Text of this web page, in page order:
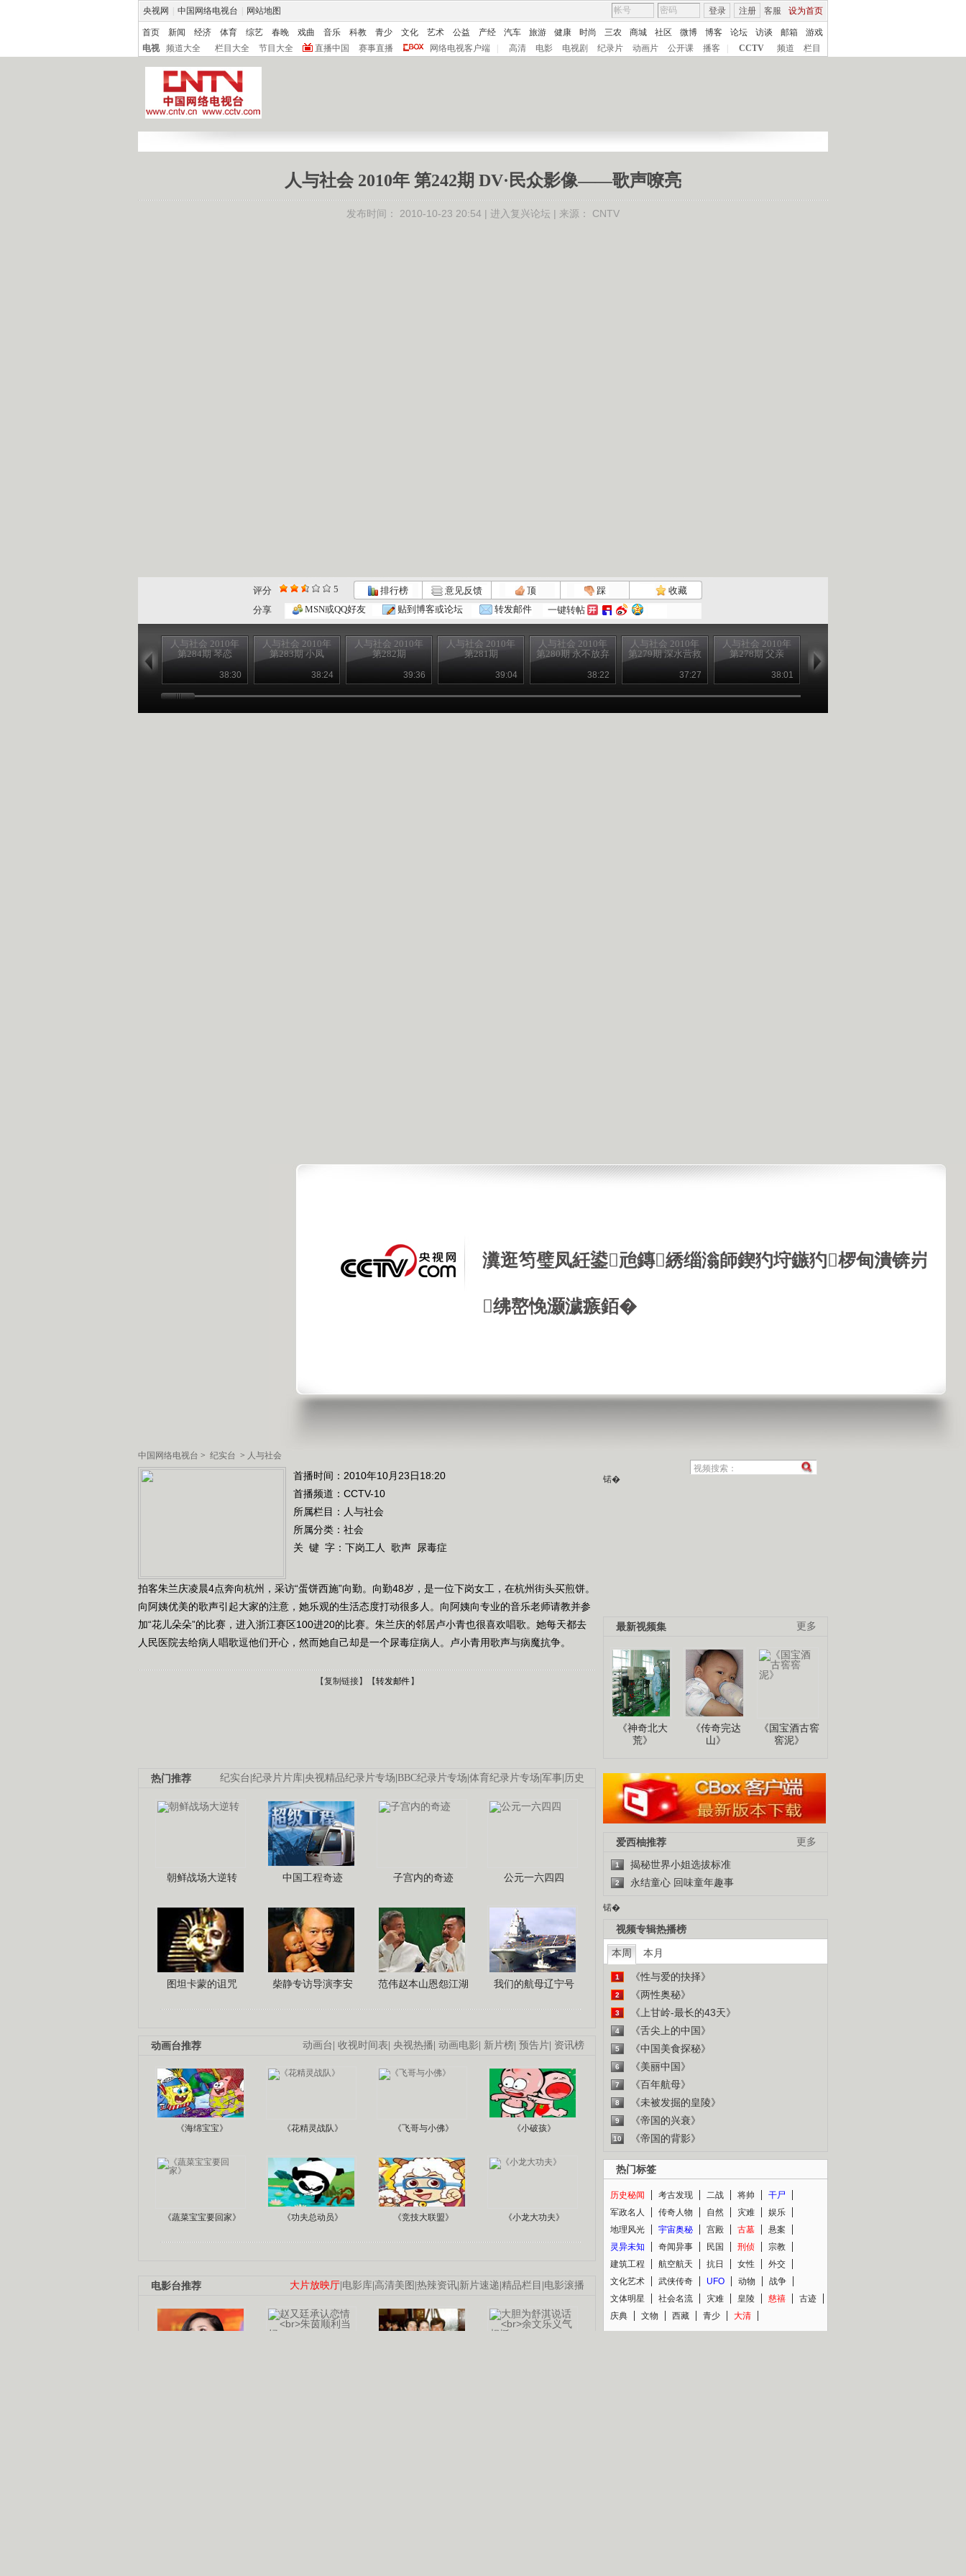
央视网 中国网络电视台 网站地图 客服 设为首页
登录 注册
首页 新闻 经济 体育 综艺 春晚 戏曲 音乐 科教 青少 文化 艺术 公益 产经 汽车 旅游 健康 时尚 三农 商城 社区 微博 博客 论坛 访谈 邮箱
游戏
电视
频道大全 栏目大全 节目大全 直播中国 赛事直播 网络电视客户端 高清 电影 电视剧 纪录片 动画片 公开课 播客 CCTV 频道 栏目
瀵逛笉璧凤紝鍙兘鏄綉缁滃師鍥犳垨鏃犳椤甸潰锛岃
绋嶅悗灏濊瘯銆�
中国网络电视台 > 纪实台 > 人与社会
人与社会 2010年 第242期 DV·民众影像——歌声嘹亮
发布时间： 2010-10-23 20:54 | 进入复兴论坛 | 来源： CNTV
评分 5 排行榜 意见反馈 顶 踩
收藏
分享
MSN或QQ好友 贴到博客或论坛 转发邮件 一键转帖
人与社会 2010年
第284期 琴恋
38:30
人与社会 2010年
第283期 小凤
38:24
人与社会 2010年
第282期
39:36
人与社会 2010年
第281期
39:04
人与社会 2010年
第280期 永不放弃
38:22
人与社会 2010年
第279期 深水营救
37:27
人与社会 2010年
第278期 父亲
38:01
首播时间：2010年10月23日18:20
首播频道： CCTV-10
所属栏目： 人与社会
所属分类：社会
关 键 字： 下岗工人 歌声 尿毒症
拍客朱兰庆凌晨4点奔向杭州，采访“蛋饼西施”向勤。向勤48岁，是一位下岗女工，在杭州街头买煎饼。
向阿姨优美的歌声引起大家的注意，她乐观的生活态度打动很多人。向阿姨向专业的音乐老师请教并参
加“花儿朵朵”的比赛，进入浙江赛区100进20的比赛。朱兰庆的邻居卢小青也很喜欢唱歌。她每天都去
人民医院去给病人唱歌逗他们开心，然而她自己却是一个尿毒症病人。卢小青用歌声与病魔抗争。
【复制链接】【转发邮件 】
纪实台 纪录片片库 央视精品纪录片专场 BBC纪录片专场 体育纪录片专场 军事 历史
热门推荐
朝鲜战场大逆转 中国工程奇迹 子宫内的奇迹 公元一六四四
图坦卡蒙的诅咒 柴静专访导演李安 范伟赵本山恩怨江湖 我们的航母辽宁号
动画台 收视时间表 央视热播 动画电影 新片榜 预告片 资讯榜
动画台推荐
《海绵宝宝》 《花精灵战队》 《飞哥与小佛》 《小破孩》
《蔬菜宝宝要回家》 《功夫总动员》 《竞技大联盟》 《小龙大功夫》
大片放映厅 电影库 高清美图 热辣资讯 新片速递 精品栏目 电影滚播
电影台推荐
锘�
更多
最新视频集
《神奇北大
荒》
《传奇完达
山》
《国宝酒古窖
窖泥》
更多
爱西柚推荐
1 揭秘世界小姐选拔标准
2 永结童心 回味童年趣事
锘�
视频专辑热播榜
本周 本月
1 《性与爱的抉择》
2 《两性奥秘》
3 《上甘岭-最长的43天》
4 《舌尖上的中国》
5 《中国美食探秘》
6 《美丽中国》
7 《百年航母》
8 《未被发掘的皇陵》
9 《帝国的兴衰》
10 《帝国的背影》
热门标签
历史秘闻 考古发现 二战 将帅
干尸
军政名人
传奇人物 自然 灾难
娱乐
地理风光
宇宙奥秘 宫殿 古墓
悬案
灵异未知
奇闻异事 民国 刑侦
宗教
建筑工程
航空航天 抗日 女性
外交
文化艺术
武侠传奇 UFO 动物
战争
文体明星
社会名流 灾难 皇陵 慈禧
古迹
庆典
文物 西藏 青少 大清